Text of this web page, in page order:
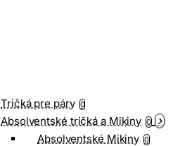
Tričká pre páry 0
Absolventské tričká a Mikiny 0
Absolventské Mikiny 0